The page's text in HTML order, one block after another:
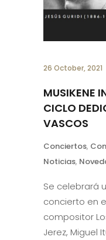
26 October, 2021
MUSIKENE
CICLO
VASCOS
Conciertos,
Noticias,
Se celebrará
concierto en
compositor
Jerez, Miguel